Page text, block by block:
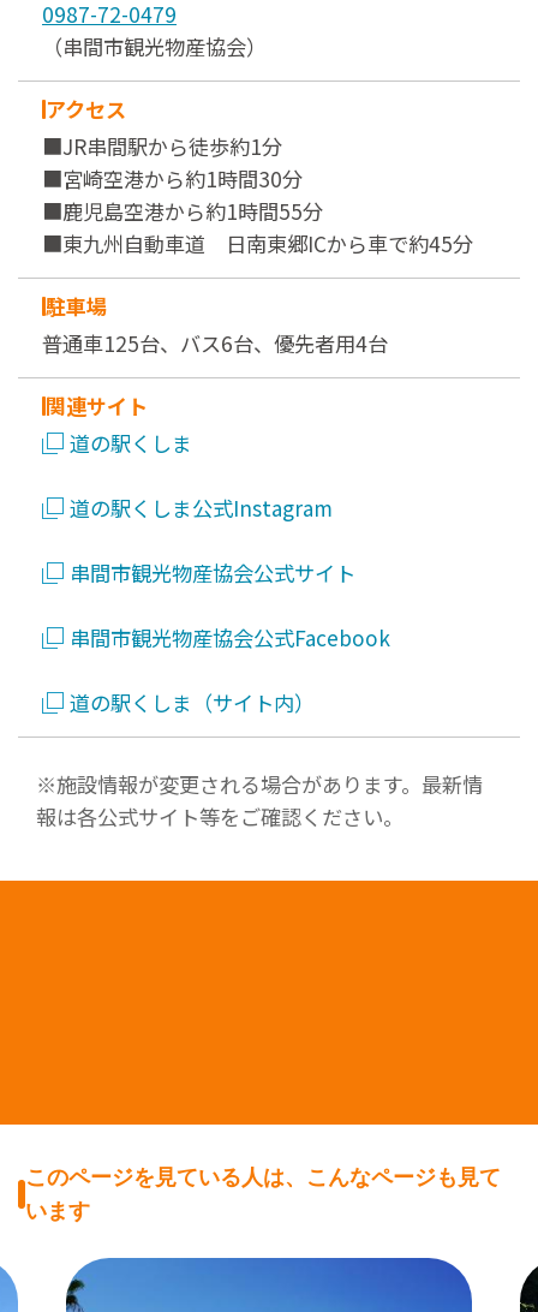
0987-72-0479
（串間市観光物産協会）
アクセス
■JR串間駅から徒歩約1分
■宮崎空港から約1時間30分
■鹿児島空港から約1時間55分
■東九州自動車道 日南東郷ICから車で約45分
駐車場
普通車125台、バス6台、優先者用4台
関連サイト
道の駅くしま
道の駅くしま公式Instagram
串間市観光物産協会公式サイト
串間市観光物産協会公式Facebook
道の駅くしま（サイト内）
※施設情報が変更される場合があります。最新情
報は各公式サイト等をご確認ください。
このページを見ている人は、こんなページも見て
います